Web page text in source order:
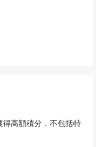
得高額積分，不包括特